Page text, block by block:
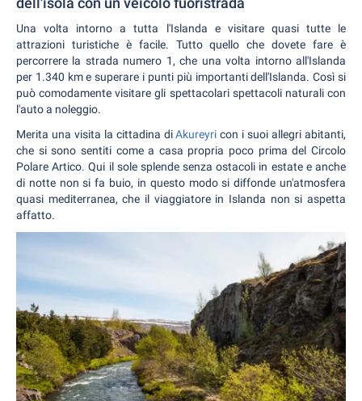
Una volta intorno a tutta l'Islanda e visitare quasi tutte le
attrazioni turistiche è facile. Tutto quello che dovete fare è
percorrere la strada numero 1, che una volta intorno all'Islanda
per 1.340 km e superare i punti più importanti dell'Islanda. Così si
può comodamente visitare gli spettacolari spettacoli naturali con
l'auto a noleggio.
Merita una visita la cittadina diAkureyri con i suoi allegri abitanti,
che si sono sentiti come a casa propria poco prima del Circolo
Polare Artico. Qui il sole splende senza ostacoli in estate e anche
di notte non si fa buio, in questo modo si diffonde un'atmosfera
quasi mediterranea, che il viaggiatore in Islanda non si aspetta
affatto.